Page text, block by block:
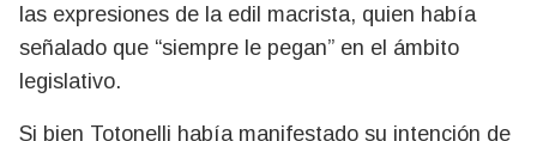
las expresiones de la edil macrista, quien había
señalado que “siempre le pegan” en el ámbito
legislativo.
Si bien Totonelli había manifestado su intención de